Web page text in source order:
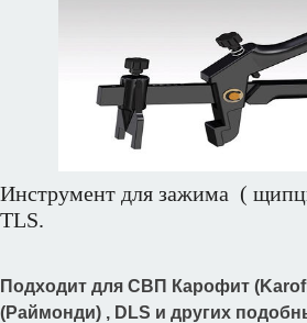
Инструмент для зажима (
TLS.
Подходит для СВП Карофит
(Раймонди) , DLS и других